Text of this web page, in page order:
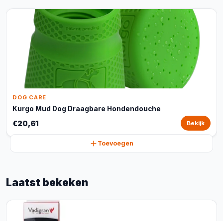
DOG CARE
Kurgo Mud Dog Draagbare Hondendouche
€20,61 Bekijk
Toevoegen
Laatst bekeken